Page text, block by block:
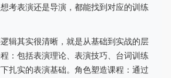
考表演还是导演，都能找到对应的训练
辑其实很清晰，就是从基础到实战的层
：包括表演理论、表演技巧、台词训练
扎实的表演基础。角色塑造课程：通过